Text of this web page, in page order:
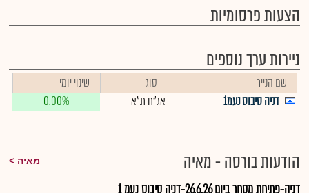
הצעות פרסומיות
ניירות ערך נוספים
שם הנייר סוג
שינוי יומי
דניה סיבוס נעמ1
אג"ח ת"א 0.00%
הודעות בורסה - מאיה מאיה